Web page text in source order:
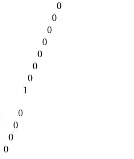
0
0
0
0
0
0
0
1
0
0
0
0